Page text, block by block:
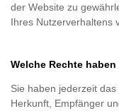
der Website zu
Ihres Nutzerverhaltens
Welche Rechte
Sie haben jederzeit
Herkunft, Empfänger